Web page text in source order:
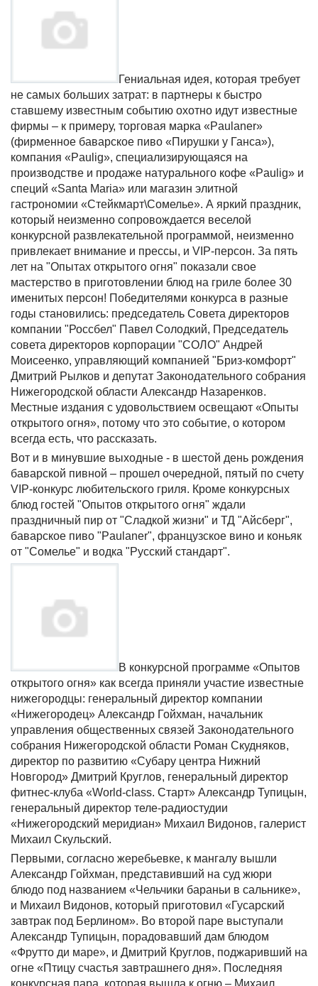
Гениальная идея, которая требует
не самых больших затрат: в партнеры к быстро
ставшему известным событию охотно идут известные
фирмы – к примеру, торговая марка «Paulaner»
(фирменное баварское пиво «Пирушки у Ганса»),
компания «Paulig», специализирующаяся на
производстве и продаже натурального кофе «Paulig» и
специй «Santa Maria» или магазин элитной
гастрономии «Стейкмарт\Сомелье». А яркий праздник,
который неизменно сопровождается веселой
конкурсной развлекательной программой, неизменно
привлекает внимание и прессы, и VIP-персон. За пять
лет на "Опытах открытого огня" показали свое
мастерство в приготовлении блюд на гриле более 30
именитых персон! Победителями конкурса в разные
годы становились: председатель Совета директоров
компании "Россбел" Павел Солодкий, Председатель
совета директоров корпорации "СОЛО" Андрей
Моисеенко, управляющий компанией "Бриз-комфорт"
Дмитрий Рылков и депутат Законодательного собрания
Нижегородской области Александр Назаренков.
Местные издания с удовольствием освещают «Опыты
открытого огня», потому что это событие, о котором
всегда есть, что рассказать.
Вот и в минувшие выходные - в шестой день рождения
баварской пивной – прошел очередной, пятый по счету
VIP-конкурс любительского гриля. Кроме конкурсных
блюд гостей "Опытов открытого огня" ждали
праздничный пир от "Сладкой жизни" и ТД "Айсберг",
баварское пиво "Paulaner", французское вино и коньяк
от "Сомелье" и водка "Русский стандарт".
В конкурсной программе «Опытов
открытого огня» как всегда приняли участие известные
нижегородцы: генеральный директор компании
«Нижегородец» Александр Гойхман, начальник
управления общественных связей Законодательного
собрания Нижегородской области Роман Скудняков,
директор по развитию «Субару центра Нижний
Новгород» Дмитрий Круглов, генеральный директор
фитнес-клуба «World-class. Старт» Александр Тупицын,
генеральный директор теле-радиостудии
«Нижегородский меридиан» Михаил Видонов, галерист
Михаил Скульский.
Первыми, согласно жеребьевке, к мангалу вышли
Александр Гойхман, представивший на суд жюри
блюдо под названием «Чельчики бараньи в сальнике»,
и Михаил Видонов, который приготовил «Гусарский
завтрак под Берлином». Во второй паре выступали
Александр Тупицын, порадовавший дам блюдом
«Фрутто ди маре», и Дмитрий Круглов, поджаривший на
огне «Птицу счастья завтрашнего дня». Последняя
конкурсная пара, которая вышла к огню – Михаил